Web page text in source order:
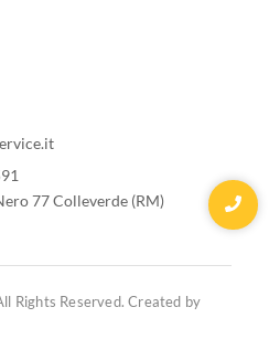
77 Colleverde (RM)
Rights Reserved. Created by